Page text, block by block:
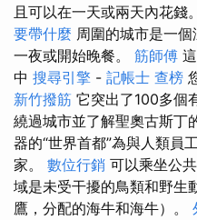
且可以在一天或兩天內花錢。
要帶什麼 周圍的城市是一
一夜或開始晚餐。 筋師傅
中 搜尋引擎 - 記帳士 查榜
新竹撥筋 它突出了100多個
繞過城市並了解聖奧古斯丁
器的“世界首都”為與人類員
家。 數位行銷 可以乘坐公
域是未受干擾的鳥類和野生
鷹，分配的海牛和海牛）。